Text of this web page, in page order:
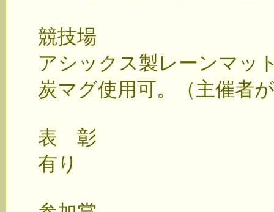
競技場
アシックス製レーンマッ
炭マグ使用可。（主催者
表 彰
有り